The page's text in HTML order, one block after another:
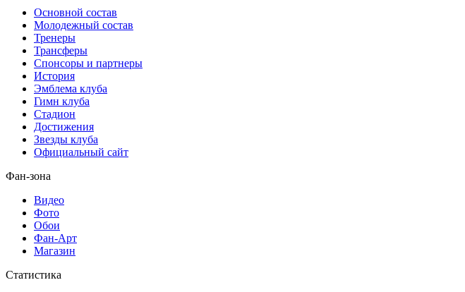
Основной состав
Молодежный состав
Тренеры
Трансферы
Спонсоры и партнеры
История
Эмблема клуба
Гимн клуба
Стадион
Достижения
Звезды клуба
Официальный сайт
Фан-зона
Видео
Фото
Обои
Фан-Арт
Магазин
Статистика